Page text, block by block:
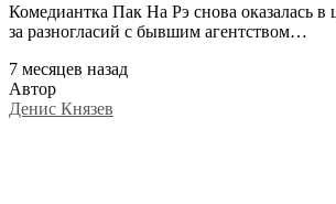
Комедиантка Пак На Рэ снова оказалась в
за разногласий с бывшим агентством…
7 месяцев назад
Автор
Денис Князев